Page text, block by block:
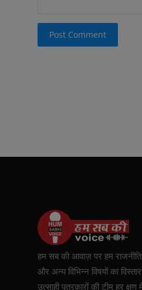
Post Comment
हम सब की आवाज़ पर हम
और अन्य विभिन्न विषयों का
उत्साही पत्रकारों की टीम हर